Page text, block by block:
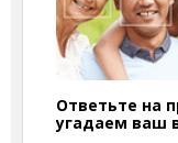
Ответьте на
угадаем ваш